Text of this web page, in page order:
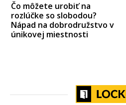
Čo môžete urobiť na
rozlúčke so slobodou?
Nápad na dobrodružstvo v
únikovej miestnosti